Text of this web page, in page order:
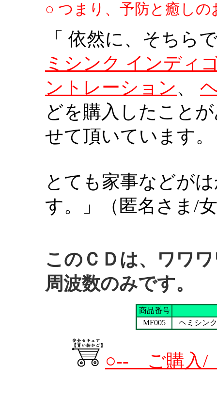
○ つまり、予防と癒し
「 依然に、そちら
ミシンク インディ
ントレーション、
どを購入したこと
せて頂いています。
とても家事などが
す。」（匿名さま/
このＣＤは、ワワ
周波数のみです。
商品番号
MF005
ヘミシン
○-- ご購入/